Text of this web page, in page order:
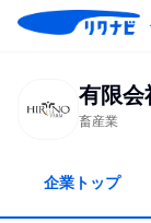
有限会
畜産業
企業トップ